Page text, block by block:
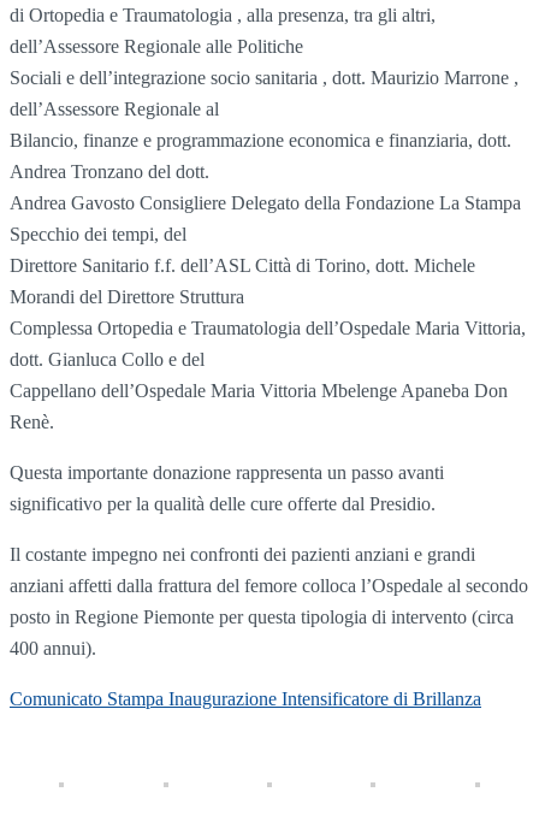
di Ortopedia e Traumatologia , alla presenza, tra gli altri,
dell’Assessore Regionale alle Politiche
Sociali e dell’integrazione socio sanitaria , dott. Maurizio Marrone ,
dell’Assessore Regionale al
Bilancio, finanze e programmazione economica e finanziaria, dott.
Andrea Tronzano del dott.
Andrea Gavosto Consigliere Delegato della Fondazione La Stampa
Specchio dei tempi, del
Direttore Sanitario f.f. dell’ASL Città di Torino, dott. Michele
Morandi del Direttore Struttura
Complessa Ortopedia e Traumatologia dell’Ospedale Maria Vittoria,
dott. Gianluca Collo e del
Cappellano dell’Ospedale Maria Vittoria Mbelenge Apaneba Don
Renè.
Questa importante donazione rappresenta un passo avanti
significativo per la qualità delle cure offerte dal Presidio.
Il costante impegno nei confronti dei pazienti anziani e grandi
anziani affetti dalla frattura del femore colloca l’Ospedale al secondo
posto in Regione Piemonte per questa tipologia di intervento (circa
400 annui).
Comunicato Stampa Inaugurazione Intensificatore di Brillanza